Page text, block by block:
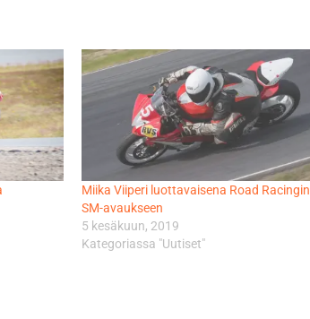
Miika Viiperi luottavaisena Road Racingin
SM-avaukseen
5 kesäkuun, 2019
Kategoriassa "Uutiset"